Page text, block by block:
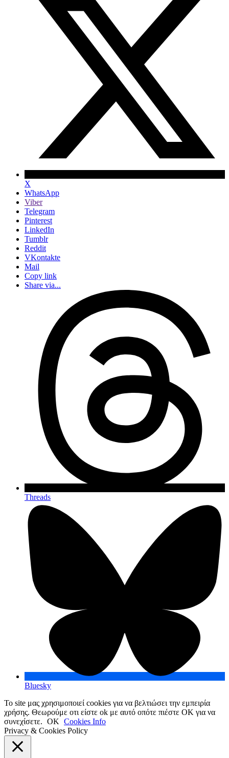
X
WhatsApp
Viber
Telegram
Pinterest
LinkedIn
Tumblr
Reddit
VKontakte
Mail
Copy link
Share via...
Threads
Bluesky
Το site μας χρησιμοποιεί cookies για να βελτιώσει την εμπειρία
χρήσης. Θεωρούμε οτι είστε ok με αυτό οπότε πιέστε ΟΚ για να
συνεχίσετε. OK Cookies Info
Privacy & Cookies Policy